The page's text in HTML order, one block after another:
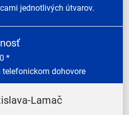
jednotlivých útvarov.
*
dohovore
Lamač